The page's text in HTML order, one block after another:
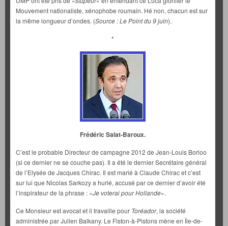
Mouvement nationaliste, xénophobe roumain. Hé non, chacun est sur
la même longueur d’ondes. (Source : Le Point du 9 juin).
*
Frédéric Salat-Baroux.
C’est le probable Directeur de campagne 2012 de Jean-Louis Borloo
(si ce dernier ne se couche pas). Il a été le dernier Secrétaire général
de l’Elysée de Jacques Chirac. Il est marié à Claude Chirac et c’est
sur lui que Nicolas Sarkozy a hurlé, accusé par ce dernier d’avoir été
l’inspirateur de la phrase : «Je voterai pour Hollande».
Ce Monsieur est avocat et il travaille pour Toréador, la société
administrée par Julien Balkany. Le Fiston-à-Pistons mène en Île-de-